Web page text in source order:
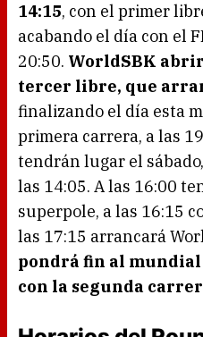
14:15, con el primer
acabando el día con el
20:50. WorldSBK
tercer libre, que
finalizando el día esta
primera carrera, a las
tendrán lugar el
las 14:05. A las 16:00
superpole, a las 16:15
las 17:15 arrancará
pondrá fin al mundial
con la segunda